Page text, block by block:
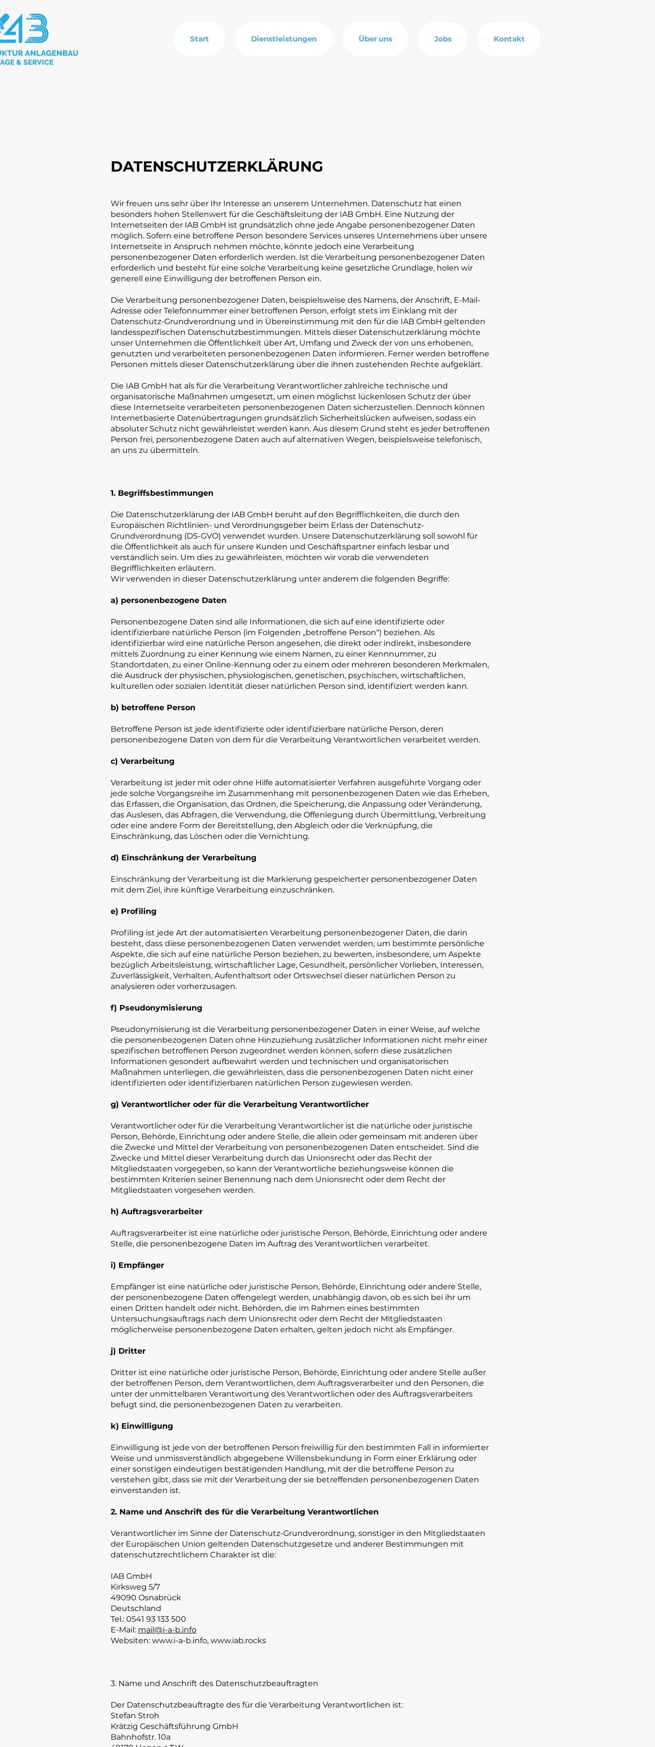
Start Dienstleistungen Über uns Jobs Kontakt
DATENSCHUTZERKLÄRUNG
Wir freuen uns sehr über Ihr Interesse an unserem Unternehmen. Datenschutz hat einen
besonders hohen Stellenwert für die Geschäftsleitung der IAB GmbH. Eine Nutzung der
Internetseiten der IAB GmbH ist grundsätzlich ohne jede Angabe personenbezogener Daten
möglich. Sofern eine betroffene Person besondere Services unseres Unternehmens über unsere
Internetseite in Anspruch nehmen möchte, könnte jedoch eine Verarbeitung
personenbezogener Daten erforderlich werden. Ist die Verarbeitung personenbezogener Daten
erforderlich und besteht für eine solche Verarbeitung keine gesetzliche Grundlage, holen wir
generell eine Einwilligung der betroffenen Person ein.
Die Verarbeitung personenbezogener Daten, beispielsweise des Namens, der Anschrift, E-Mail-
Adresse oder Telefonnummer einer betroffenen Person, erfolgt stets im Einklang mit der
Datenschutz-Grundverordnung und in Übereinstimmung mit den für die IAB GmbH geltenden
landesspezifischen Datenschutzbestimmungen. Mittels dieser Datenschutzerklärung möchte
unser Unternehmen die Öffentlichkeit über Art, Umfang und Zweck der von uns erhobenen,
genutzten und verarbeiteten personenbezogenen Daten informieren. Ferner werden betroffene
Personen mittels dieser Datenschutzerklärung über die ihnen zustehenden Rechte aufgeklärt.
Die IAB GmbH hat als für die Verarbeitung Verantwortlicher zahlreiche technische und
organisatorische Maßnahmen umgesetzt, um einen möglichst lückenlosen Schutz der über
diese Internetseite verarbeiteten personenbezogenen Daten sicherzustellen. Dennoch können
Internetbasierte Datenübertragungen grundsätzlich Sicherheitslücken aufweisen, sodass ein
absoluter Schutz nicht gewährleistet werden kann. Aus diesem Grund steht es jeder betroffenen
Person frei, personenbezogene Daten auch auf alternativen Wegen, beispielsweise telefonisch,
an uns zu übermitteln.
1. Begriffsbestimmungen
Die Datenschutzerklärung der IAB GmbH beruht auf den Begrifflichkeiten, die durch den
Europäischen Richtlinien- und Verordnungsgeber beim Erlass der Datenschutz-
Grundverordnung (DS-GVO) verwendet wurden. Unsere Datenschutzerklärung soll sowohl für
die Öffentlichkeit als auch für unsere Kunden und Geschäftspartner einfach lesbar und
verständlich sein. Um dies zu gewährleisten, möchten wir vorab die verwendeten
Begrifflichkeiten erläutern.
Wir verwenden in dieser Datenschutzerklärung unter anderem die folgenden Begriffe:
a) personenbezogene Daten
Personenbezogene Daten sind alle Informationen, die sich auf eine identifizierte oder
identifizierbare natürliche Person (im Folgenden „betroffene Person“) beziehen. Als
identifizierbar wird eine natürliche Person angesehen, die direkt oder indirekt, insbesondere
mittels Zuordnung zu einer Kennung wie einem Namen, zu einer Kennnummer, zu
Standortdaten, zu einer Online-Kennung oder zu einem oder mehreren besonderen Merkmalen,
die Ausdruck der physischen, physiologischen, genetischen, psychischen, wirtschaftlichen,
kulturellen oder sozialen Identität dieser natürlichen Person sind, identifiziert werden kann.
b) betroffene Person
Betroffene Person ist jede identifizierte oder identifizierbare natürliche Person, deren
personenbezogene Daten von dem für die Verarbeitung Verantwortlichen verarbeitet werden.
c) Verarbeitung
Verarbeitung ist jeder mit oder ohne Hilfe automatisierter Verfahren ausgeführte Vorgang oder
jede solche Vorgangsreihe im Zusammenhang mit personenbezogenen Daten wie das Erheben,
das Erfassen, die Organisation, das Ordnen, die Speicherung, die Anpassung oder Veränderung,
das Auslesen, das Abfragen, die Verwendung, die Offenlegung durch Übermittlung, Verbreitung
oder eine andere Form der Bereitstellung, den Abgleich oder die Verknüpfung, die
Einschränkung, das Löschen oder die Vernichtung.
d) Einschränkung der Verarbeitung
Einschränkung der Verarbeitung ist die Markierung gespeicherter personenbezogener Daten
mit dem Ziel, ihre künftige Verarbeitung einzuschränken.
e) Profiling
Profiling ist jede Art der automatisierten Verarbeitung personenbezogener Daten, die darin
besteht, dass diese personenbezogenen Daten verwendet werden, um bestimmte persönliche
Aspekte, die sich auf eine natürliche Person beziehen, zu bewerten, insbesondere, um Aspekte
bezüglich Arbeitsleistung, wirtschaftlicher Lage, Gesundheit, persönlicher Vorlieben, Interessen,
Zuverlässigkeit, Verhalten, Aufenthaltsort oder Ortswechsel dieser natürlichen Person zu
analysieren oder vorherzusagen.
f) Pseudonymisierung
Pseudonymisierung ist die Verarbeitung personenbezogener Daten in einer Weise, auf welche
die personenbezogenen Daten ohne Hinzuziehung zusätzlicher Informationen nicht mehr einer
spezifischen betroffenen Person zugeordnet werden können, sofern diese zusätzlichen
Informationen gesondert aufbewahrt werden und technischen und organisatorischen
Maßnahmen unterliegen, die gewährleisten, dass die personenbezogenen Daten nicht einer
identifizierten oder identifizierbaren natürlichen Person zugewiesen werden.
g) Verantwortlicher oder für die Verarbeitung Verantwortlicher
Verantwortlicher oder für die Verarbeitung Verantwortlicher ist die natürliche oder juristische
Person, Behörde, Einrichtung oder andere Stelle, die allein oder gemeinsam mit anderen über
die Zwecke und Mittel der Verarbeitung von personenbezogenen Daten entscheidet. Sind die
Zwecke und Mittel dieser Verarbeitung durch das Unionsrecht oder das Recht der
Mitgliedstaaten vorgegeben, so kann der Verantwortliche beziehungsweise können die
bestimmten Kriterien seiner Benennung nach dem Unionsrecht oder dem Recht der
Mitgliedstaaten vorgesehen werden.
h) Auftragsverarbeiter
Auftragsverarbeiter ist eine natürliche oder juristische Person, Behörde, Einrichtung oder andere
Stelle, die personenbezogene Daten im Auftrag des Verantwortlichen verarbeitet.
i) Empfänger
Empfänger ist eine natürliche oder juristische Person, Behörde, Einrichtung oder andere Stelle,
der personenbezogene Daten offengelegt werden, unabhängig davon, ob es sich bei ihr um
einen Dritten handelt oder nicht. Behörden, die im Rahmen eines bestimmten
Untersuchungsauftrags nach dem Unionsrecht oder dem Recht der Mitgliedstaaten
möglicherweise personenbezogene Daten erhalten, gelten jedoch nicht als Empfänger.
j) Dritter
Dritter ist eine natürliche oder juristische Person, Behörde, Einrichtung oder andere Stelle außer
der betroffenen Person, dem Verantwortlichen, dem Auftragsverarbeiter und den Personen, die
unter der unmittelbaren Verantwortung des Verantwortlichen oder des Auftragsverarbeiters
befugt sind, die personenbezogenen Daten zu verarbeiten.
k) Einwilligung
Einwilligung ist jede von der betroffenen Person freiwillig für den bestimmten Fall in informierter
Weise und unmissverständlich abgegebene Willensbekundung in Form einer Erklärung oder
einer sonstigen eindeutigen bestätigenden Handlung, mit der die betroffene Person zu
verstehen gibt, dass sie mit der Verarbeitung der sie betreffenden personenbezogenen Daten
einverstanden ist.
2. Name und Anschrift des für die Verarbeitung Verantwortlichen
Verantwortlicher im Sinne der Datenschutz-Grundverordnung, sonstiger in den Mitgliedstaaten
der Europäischen Union geltenden Datenschutzgesetze und anderer Bestimmungen mit
datenschutzrechtlichem Charakter ist die:
IAB GmbH
Kirksweg 5/7
49090 Osnabrück
Deutschland
Tel.: 0541 93 133 500
E-Mail: mail@i-a-b.info
Websiten: www.i-a-b.info, www.iab.rocks
3. Name und Anschrift des Datenschutzbeauftragten
Der Datenschutzbeauftragte des für die Verarbeitung Verantwortlichen ist:
Stefan Stroh
Krätzig Geschäftsführung GmbH
Bahnhofstr. 10a